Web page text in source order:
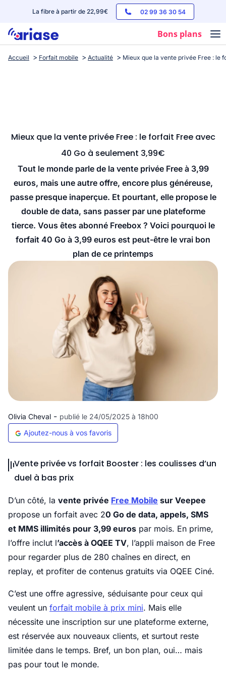
La fibre à partir de 22,99€ 02 99 36 30 54
Bons plans
Box internet
Streaming
Accueil Forfait mobile Actualité Mieux que la vente privée Free : le
Mieux que la vente privée Free : le forfait Free avec
40 Go à seulement 3,99€
Tout le monde parle de la vente privée Free à 3,99
euros, mais une autre offre, encore plus généreuse,
passe presque inaperçue. Et pourtant, elle propose le
double de data, sans passer par une plateforme
tierce. Vous êtes abonné Freebox ? Voici pourquoi le
forfait 40 Go à 3,99 euros est peut-être le vrai bon
plan de ce printemps
Olivia Cheval - publié le 24/05/2025 à 18h00
Ajoutez-nous à vos favoris
Vente privée vs forfait Booster : les coulisses d’un
duel à bas prix
D’un côté, la vente privée Free Mobile sur Veepee
propose un forfait avec 20 Go de data, appels, SMS
et MMS illimités pour 3,99 euros par mois. En prime,
l’offre inclut l’accès à OQEE TV, l’appli maison de Free
pour regarder plus de 280 chaînes en direct, en
replay, et profiter de contenus gratuits via OQEE Ciné.
C’est une offre agressive, séduisante pour ceux qui
veulent un forfait mobile à prix mini. Mais elle
nécessite une inscription sur une plateforme externe,
est réservée aux nouveaux clients, et surtout reste
limitée dans le temps. Bref, un bon plan, oui… mais
pas pour tout le monde.